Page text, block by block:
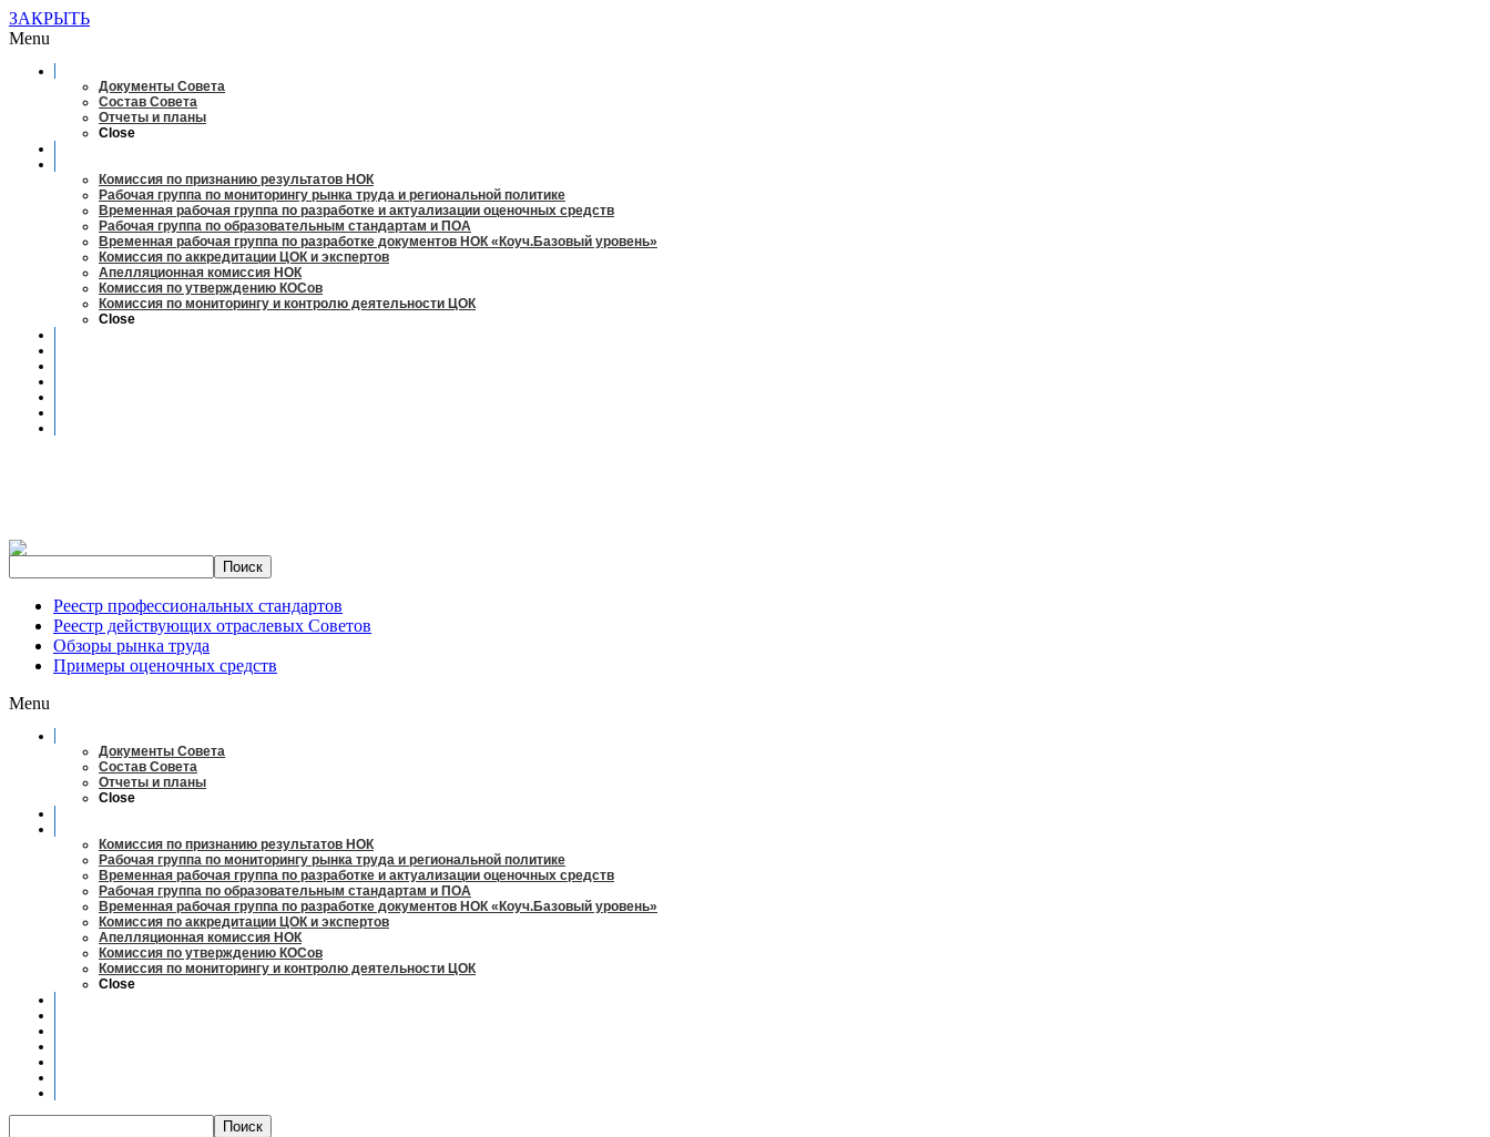
ЗАКРЫТЬ
Menu
Документы Совета
Состав Совета
Отчеты и планы
Close
Комиссия по признанию результатов НОК
Рабочая группа по мониторингу рынка труда и региональной политике
Временная рабочая группа по разработке и актуализации оценочных средств
Рабочая группа по образовательным стандартам и ПОА
Временная рабочая группа по разработке документов НОК «Коуч.Базовый уровень»
Комиссия по аккредитации ЦОК и экспертов
Апелляционная комиссия НОК
Комиссия по утверждению КОСов
Комиссия по мониторингу и контролю деятельности ЦОК
Close
Реестр профессиональных стандартов
Реестр действующих отраслевых Советов
Обзоры рынка труда
Примеры оценочных средств
Menu
Документы Совета
Состав Совета
Отчеты и планы
Close
Комиссия по признанию результатов НОК
Рабочая группа по мониторингу рынка труда и региональной политике
Временная рабочая группа по разработке и актуализации оценочных средств
Рабочая группа по образовательным стандартам и ПОА
Временная рабочая группа по разработке документов НОК «Коуч.Базовый уровень»
Комиссия по аккредитации ЦОК и экспертов
Апелляционная комиссия НОК
Комиссия по утверждению КОСов
Комиссия по мониторингу и контролю деятельности ЦОК
Close